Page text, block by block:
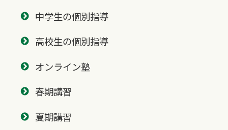
中学生の個別指導
高校生の個別指導
オンライン塾
春期講習
夏期講習